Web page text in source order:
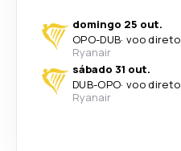
domingo 25 out.
OPO-DUB· voo direto
Ryanair
sábado 31 out.
DUB-OPO· voo direto
Ryanair